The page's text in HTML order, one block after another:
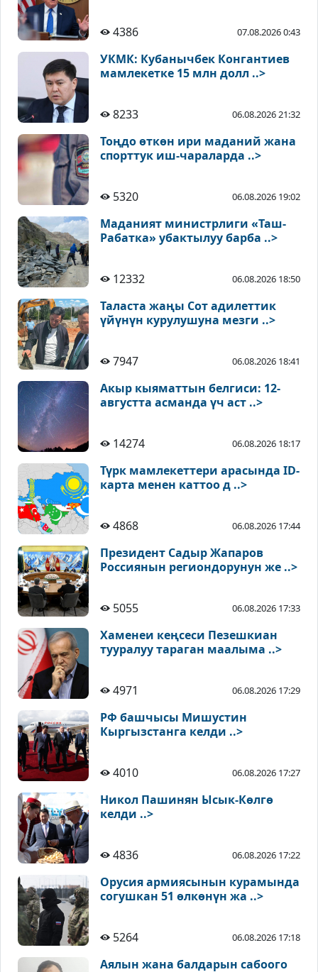
4386 07.08.2026 0:43
УКМК: Кубанычбек Конгантиев
мамлекетке 15 млн долл ..>
8233 06.08.2026 21:32
Тоңдо өткөн ири маданий жана
спорттук иш-чараларда ..>
5320 06.08.2026 19:02
Маданият министрлиги «Таш-
Рабатка» убактылуу барба ..>
12332 06.08.2026 18:50
Таласта жаңы Сот адилеттик
үйүнүн курулушуна мезги ..>
7947 06.08.2026 18:41
Акыр кыяматтын белгиси: 12-
августта асманда үч аст ..>
14274 06.08.2026 18:17
Түрк мамлекеттери арасында ID-
карта менен каттоо д ..>
4868 06.08.2026 17:44
Президент Садыр Жапаров
Россиянын региондорунун же ..>
5055 06.08.2026 17:33
Хаменеи кеңсеси Пезешкиан
тууралуу тараган маалыма ..>
4971 06.08.2026 17:29
РФ башчысы Мишустин
Кыргызстанга келди ..>
4010 06.08.2026 17:27
Никол Пашинян Ысык-Көлгө
келди ..>
4836 06.08.2026 17:22
Орусия армиясынын курамында
согушкан 51 өлкөнүн жа ..>
5264 06.08.2026 17:18
Аялын жана балдарын сабоого